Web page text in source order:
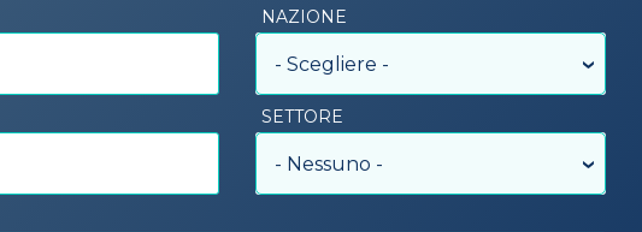
NAZIONE
- Scegliere -
SETTORE
- Nessuno -